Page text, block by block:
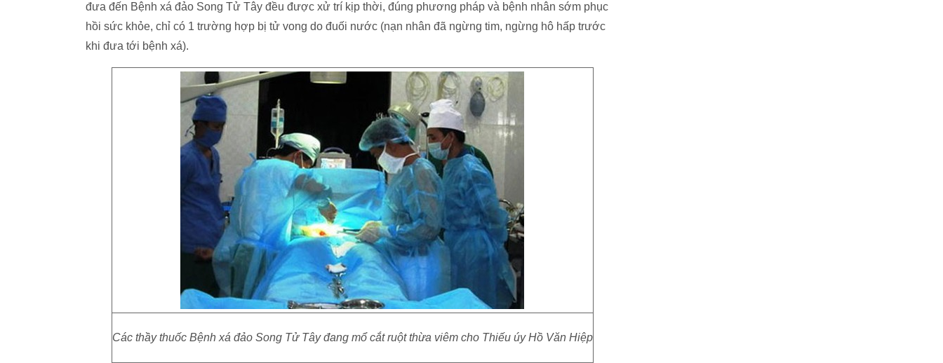
đưa đến Bệnh xá đảo Song Tử Tây đều được xử trí kịp thời, đúng phương pháp và bệnh nhân sớm phục
hồi sức khỏe, chỉ có 1 trường hợp bị tử vong do đuối nước (nạn nhân đã ngừng tim, ngừng hô hấp trước
khi đưa tới bệnh xá).
Các thầy thuốc Bệnh xá đảo Song Tử Tây đang mổ cắt ruột thừa viêm cho Thiếu úy Hồ Văn Hiệp